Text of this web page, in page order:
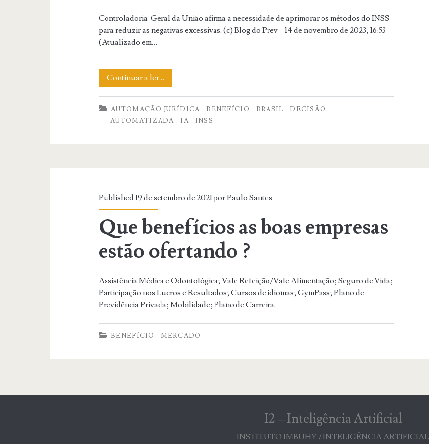
Controladoria-Geral da União afirma a necessidade de aprimorar os métodos do INSS
para reduzir as negativas excessivas. (c) Blog do Prev – 14 de novembro de 2023, 16:53
(Atualizado em…
Continuar a ler…Robôs
do
INSS
de
benefícios
AUTOMAÇÃO JURÍDICA BENEFÍCIO BRASIL
DECISÃO
AUTOMATIZADA
IA INSS
Published 19 de setembro de 2021 porPaulo Santos
Que benefícios as boas empresas
estão ofertando ?
Assistência Médica e Odontológica; Vale Refeição/Vale Alimentação; Seguro de Vida;
Participação nos Lucros e Resultados; Cursos de idiomas; GymPass; Plano de
Previdência Privada; Mobilidade; Plano de Carreira.
BENEFÍCIO MERCADO
I2 – Inteligência Artificial
INSTITUTO IMBUHY / INTELIGÊNCIA ARTIFICIAL